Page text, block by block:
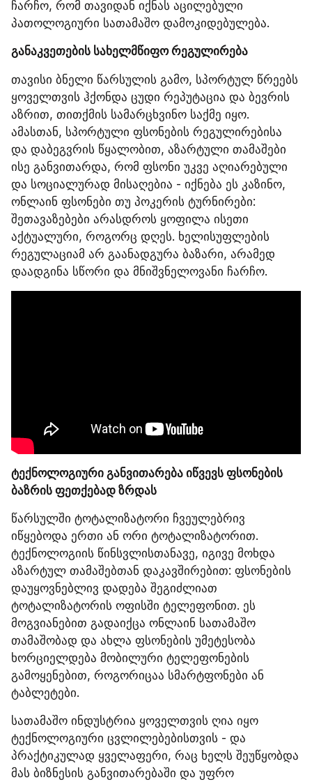
ჩარჩო, რომ თავიდან იქნას აცილებული
პათოლოგიური სათამაშო დამოკიდებულება.
განაკვეთების სახელმწიფო რეგულირება
თავისი ბნელი წარსულის გამო, სპორტულ წრეებს
ყოველთვის ჰქონდა ცუდი რეპუტაცია და ბევრის
აზრით, თითქმის სამარცხვინო საქმე იყო.
ამასთან, სპორტული ფსონების რეგულირებისა
და დაბეგვრის წყალობით, აზარტული თამაშები
ისე განვითარდა, რომ ფსონი უკვე აღიარებული
და სოციალურად მისაღებია - იქნება ეს კაზინო,
ონლაინ ფსონები თუ პოკერის ტურნირები:
შეთავაზებები არასდროს ყოფილა ისეთი
აქტუალური, როგორც დღეს. ხელისუფლების
რეგულაციამ არ გაანადგურა ბაზარი, არამედ
დაადგინა სწორი და მნიშვნელოვანი ჩარჩო.
ტექნოლოგიური განვითარება იწვევს ფსონების
ბაზრის ფეთქებად ზრდას
წარსულში ტოტალიზატორი ჩვეულებრივ
იწყებოდა ერთი ან ორი ტოტალიზატორით.
ტექნოლოგიის წინსვლისთანავე, იგივე მოხდა
აზარტულ თამაშებთან დაკავშირებით: ფსონების
დაუყოვნებლივ დადება შეგიძლიათ
ტოტალიზატორის ოფისში ტელეფონით. ეს
მოგვიანებით გადაიქცა ონლაინ სათამაშო
თამაშობად და ახლა ფსონების უმეტესობა
ხორციელდება მობილური ტელეფონების
გამოყენებით, როგორიცაა სმარტფონები ან
ტაბლეტები.
სათამაშო ინდუსტრია ყოველთვის ღია იყო
ტექნოლოგიური ცვლილებებისთვის - და
პრაქტიკულად ყველაფერი, რაც ხელს შეუწყობდა
მას ბიზნესის განვითარებაში და უფრო